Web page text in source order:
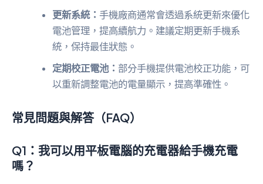
更新系統：手機廠商通常會透過系統更新來優化
電池管理，提高續航力。建議定期更新手機系
統，保持最佳狀態。
定期校正電池：部分手機提供電池校正功能，可
以重新調整電池的電量顯示，提高準確性。
常見問題與解答（FAQ）
Q1：我可以用平板電腦的充電器給手機充電
嗎？